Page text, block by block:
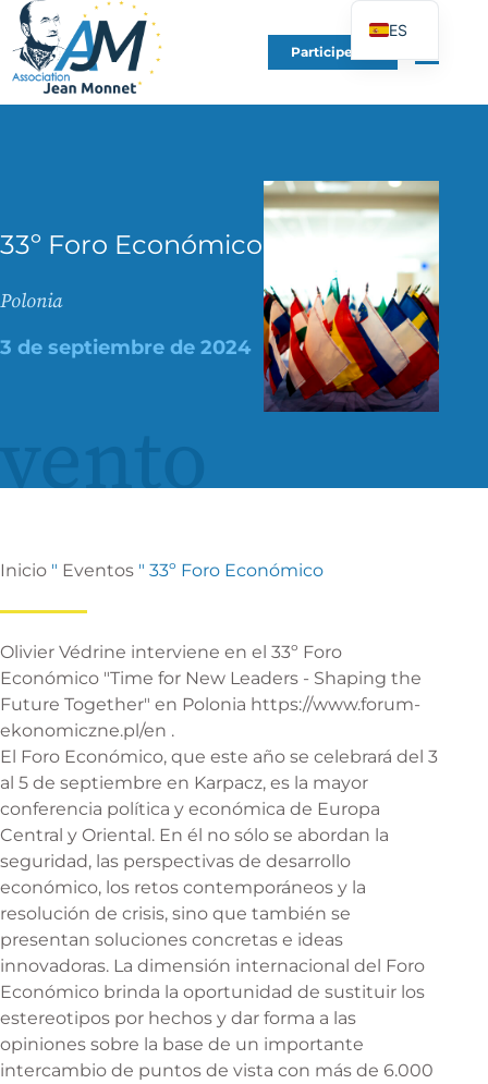
Participe en
33º Foro Económico
Polonia
3 de septiembre de 2024
Inicio " Eventos " 33º Foro Económico
Olivier Védrine interviene en el 33º Foro
Económico "Time for New Leaders - Shaping the
Future Together" en Polonia https://www.forum-
ekonomiczne.pl/en .
El Foro Económico, que este año se celebrará del 3
al 5 de septiembre en Karpacz, es la mayor
conferencia política y económica de Europa
Central y Oriental. En él no sólo se abordan la
seguridad, las perspectivas de desarrollo
económico, los retos contemporáneos y la
resolución de crisis, sino que también se
presentan soluciones concretas e ideas
innovadoras. La dimensión internacional del Foro
Económico brinda la oportunidad de sustituir los
estereotipos por hechos y dar forma a las
opiniones sobre la base de un importante
intercambio de puntos de vista con más de 6.000
ES
FR
EN
PT
UK